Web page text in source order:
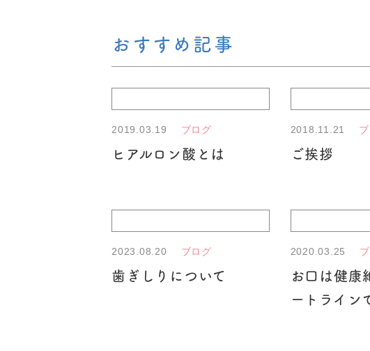
おすすめ記事
2019.03.19 ブログ
ヒアルロン酸とは
2018.11.21
ご挨拶
2023.08.20 ブログ
歯ぎしりについて
2020.03.25
お口は健康
ートライン